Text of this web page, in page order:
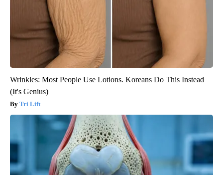
Wrinkles: Most People Use Lotions. Koreans Do This Instead
(It's Genius)
Tri Lift